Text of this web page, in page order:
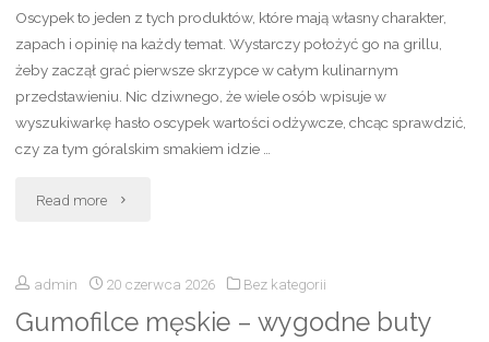
i
piękne
propozycje
Oscypek to jeden z tych produktów, które mają własny charakter,
zapach i opinię na każdy temat. Wystarczy położyć go na grillu,
żeby zaczął grać pierwsze skrzypce w całym kulinarnym
przedstawieniu. Nic dziwnego, że wiele osób wpisuje w
wyszukiwarkę hasło oscypek wartości odżywcze, chcąc sprawdzić,
czy za tym góralskim smakiem idzie …
Read more "Oscypek
wartości
odżywcze,
admin 20 czerwca 2026 Bez kategorii
Gumofilce męskie – wygodne buty